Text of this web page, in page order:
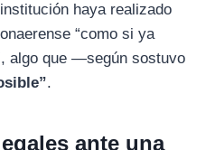
haya realizado
“como si ya
algo que —según sostuvo
.
ante una